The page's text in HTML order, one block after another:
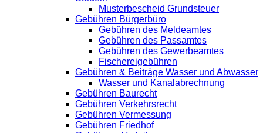
Musterbescheid Grundsteuer
Gebühren Bürgerbüro
Gebühren des Meldeamtes
Gebühren des Passamtes
Gebühren des Gewerbeamtes
Fischereigebühren
Gebühren & Beiträge Wasser und Abwasser
Wasser und Kanalabrechnung
Gebühren Baurecht
Gebühren Verkehrsrecht
Gebühren Vermessung
Gebühren Friedhof